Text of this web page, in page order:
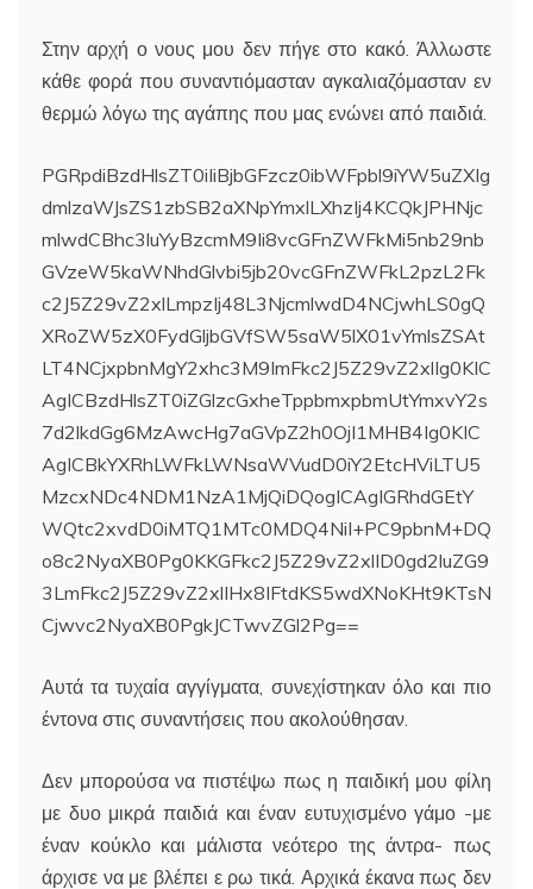
Στην αρχή ο νους μου δεν πήγε στο κακό. Άλλωστε
κάθε φορά που συναντιόμασταν αγκαλιαζόμασταν εν
θερμώ λόγω της αγάπης που μας ενώνει από παιδιά.
PGRpdiBzdHlsZT0iIiBjbGFzcz0ibWFpbl9iYW5uZXIg
dmlzaWJsZS1zbSB2aXNpYmxlLXhzIj4KCQkJPHNjc
mlwdCBhc3luYyBzcmM9Ii8vcGFnZWFkMi5nb29nb
GVzeW5kaWNhdGlvbi5jb20vcGFnZWFkL2pzL2Fk
c2J5Z29vZ2xlLmpzIj48L3NjcmlwdD4NCjwhLS0gQ
XRoZW5zX0FydGljbGVfSW5saW5lX01vYmlsZSAt
LT4NCjxpbnMgY2xhc3M9ImFkc2J5Z29vZ2xlIg0KIC
AgICBzdHlsZT0iZGlzcGxheTppbmxpbmUtYmxvY2s
7d2lkdGg6MzAwcHg7aGVpZ2h0OjI1MHB4Ig0KIC
AgICBkYXRhLWFkLWNsaWVudD0iY2EtcHViLTU5
MzcxNDc4NDM1NzA1MjQiDQogICAgIGRhdGEtY
WQtc2xvdD0iMTQ1MTc0MDQ4NiI+PC9pbnM+DQ
o8c2NyaXB0Pg0KKGFkc2J5Z29vZ2xlID0gd2luZG9
3LmFkc2J5Z29vZ2xlIHx8IFtdKS5wdXNoKHt9KTsN
Cjwvc2NyaXB0PgkJCTwvZGl2Pg==
Αυτά τα τυχαία αγγίγματα, συνεχίστηκαν όλο και πιο
έντονα στις συναντήσεις που ακολούθησαν.
Δεν μπορούσα να πιστέψω πως η παιδική μου φίλη
με δυο μικρά παιδιά και έναν ευτυχισμένο γάμο -με
έναν κούκλο και μάλιστα νεότερο της άντρα- πως
άρχισε να με βλέπει ε ρω τικά. Αρχικά έκανα πως δεν